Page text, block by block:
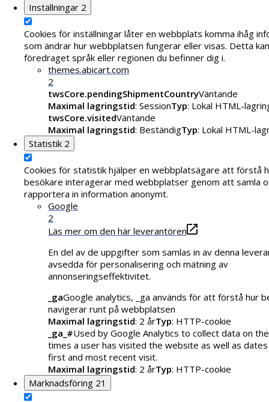
Inställningar 2
Cookies för inställningar låter en webbplats komma ihåg
som ändrar hur webbplatsen fungerar eller visas. Detta
föredraget språk eller regionen du befinner dig i.
themes.abicart.com
2
twsCore.pendingShipmentCountryVäntande
Maximal lagringstid: SessionTyp: Lokal HTML-
twsCore.visitedVäntande
Maximal lagringstid: BeständigTyp: Lokal HTML-
Statistik 2
Cookies för statistik hjälper en webbplatsägare att förstå
besökare interagerar med webbplatser genom att samla
rapportera in information anonymt.
Google
2
Läs mer om den här leverantören
En del av de uppgifter som samlas in av denna
avsedda för personalisering och mätning av
annonseringseffektivitet.
_gaGoogle analytics, _ga används för att förstå hur
navigerar runt på webbplatsen
Maximal lagringstid: 2 årTyp: HTTP-cookie
_ga_#Used by Google Analytics to collect data on
times a user has visited the website as well as
first and most recent visit.
Maximal lagringstid: 2 årTyp: HTTP-cookie
Marknadsföring 21